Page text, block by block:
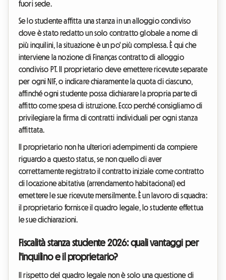
fuori sede.
Se lo studente affitta una stanza in un alloggio condiviso
dove è stato redatto un solo contratto globale a nome di
più inquilini, la situazione è un po' più complessa. È qui che
interviene la nozione di Finanças contratto di alloggio
condiviso PT. Il proprietario deve emettere ricevute separate
per ogni NIF, o indicare chiaramente la quota di ciascuno,
affinché ogni studente possa dichiarare la propria parte di
affitto come spesa di istruzione. Ecco perché consigliamo di
privilegiare la firma di contratti individuali per ogni stanza
affittata.
Il proprietario non ha ulteriori adempimenti da compiere
riguardo a questo status, se non quello di aver
correttamente registrato il contratto iniziale come contratto
di locazione abitativa (arrendamento habitacional) ed
emettere le sue ricevute mensilmente. È un lavoro di squadra:
il proprietario fornisce il quadro legale, lo studente effettua
le sue dichiarazioni.
Fiscalità stanza studente 2026: quali vantaggi per
l'inquilino e il proprietario?
Il rispetto del quadro legale non è solo una questione di